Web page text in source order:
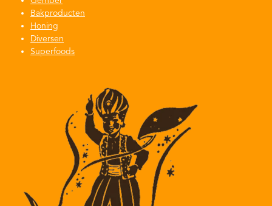
Bakproducten
Honing
Diversen
Superfoods